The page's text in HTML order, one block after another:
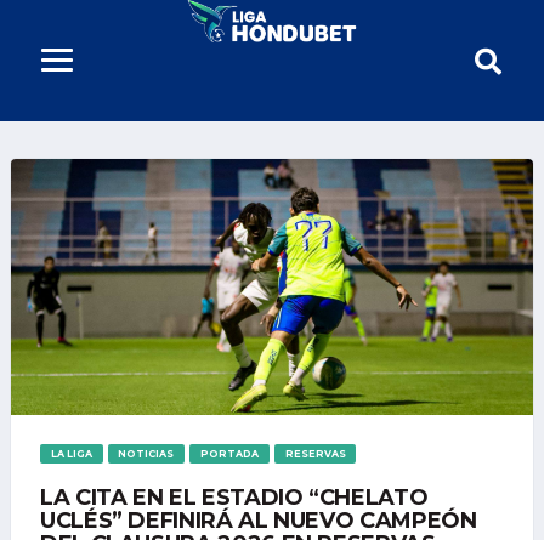
LA LIGA NOTICIAS PORTADA RESERVAS
LA CITA EN EL ESTADIO “CHELATO
UCLÉS” DEFINIRÁ AL NUEVO CAMPEÓN